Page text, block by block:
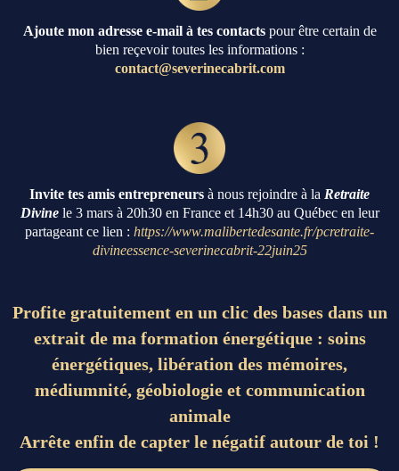
Ajoute mon adresse e-mail à tes contactspour être certain de
bien reçevoir toutes les informations :
contact@severinecabrit.com
Invite tes amis entrepreneurs à nous rejoindre à la Retraite
Divine le 3 mars à 20h30 en France et 14h30 au Québec en leur
partageant ce lien : https://www.malibertedesante.fr/pcretraite-
divineessence-severinecabrit-22juin25
Profite gratuitement en un clic des bases dans un
extrait de ma formation énergétique : soins
énergétiques, libération des mémoires,
médiumnité, géobiologie et communication
animale
Arrête enfin de capter le négatif autour de toi !